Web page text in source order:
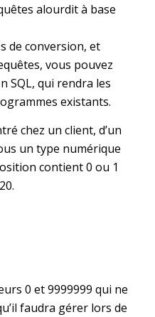
alourdit à base
de conversion, et
vous pouvez
SQL, qui rendra les
existants.
chez un client, d’un
un type numérique
contient 0 ou 1
0 et 9999999 qui ne
faudra gérer lors de